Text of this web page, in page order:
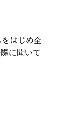
をはじめ全
に聞いて